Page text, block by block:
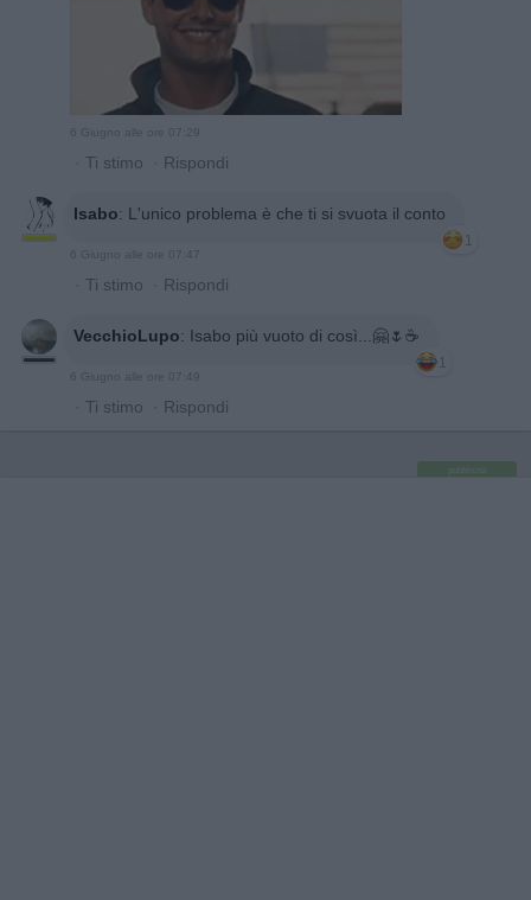
6 Giugno alle ore 07:29
· Ti stimo · Rispondi
Isabo: L'unico problema è che ti si svuota il conto
1
6 Giugno alle ore 07:47
· Ti stimo · Rispondi
VecchioLupo: Isabo più vuoto di così...🤗🌷☕
1
6 Giugno alle ore 07:49
· Ti stimo · Rispondi
pubblicità